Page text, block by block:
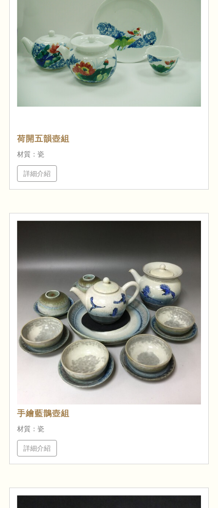
荷開五韻壺組
材質：瓷
詳細介紹
手繪藍鵲壺組
材質：瓷
詳細介紹